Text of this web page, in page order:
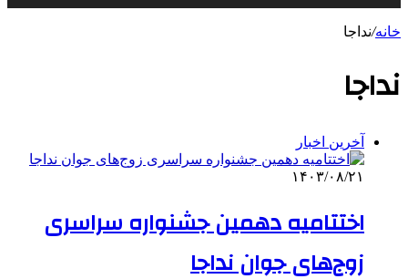
خانه/نداجا
نداجا
آخرین اخبار
۱۴۰۳/۰۸/۲۱
اختتامیه دهمین جشنواره سراسری
زوج‌های جوان نداجا